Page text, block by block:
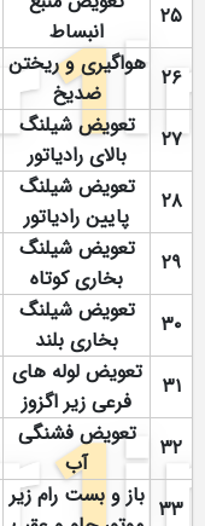
۲۵
انبساط
۲۶ هواگیری و ریختن
ضدیخ
۲۷
تعویض شیلنگ
بالای رادیاتور
۲۸
تعویض شیلنگ
پایین رادیاتور
۲۹
تعویض شیلنگ
بخاری کوتاه
۳۰
تعویض شیلنگ
بخاری بلند
۳۱
تعویض لوله های
فرعی زیر اگزوز
۳۲
تعویض فشنگی
آب
۳۳ باز و بست رام زیر